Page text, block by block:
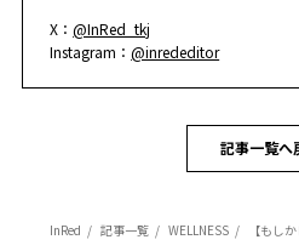
X：@InRed_tkj
Instagram：@inrededitor
記事一覧へ
InRed 記事一覧 WELLNESS 【もしかして